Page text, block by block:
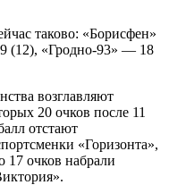
таково: «Борисфен»
(12), «Гродно-93» — 18
возглавляют
20 очков после 11
отстают
«Горизонта»,
17 очков набрали